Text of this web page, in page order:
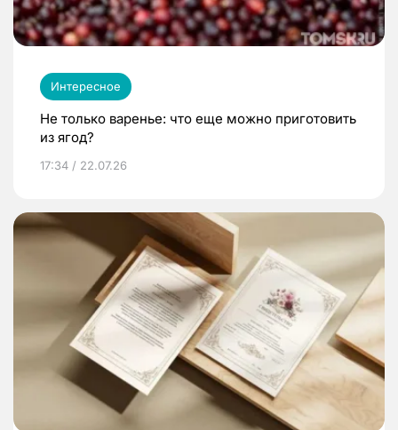
Интересное
Не только варенье: что еще можно приготовить
из ягод?
17:34 / 22.07.26